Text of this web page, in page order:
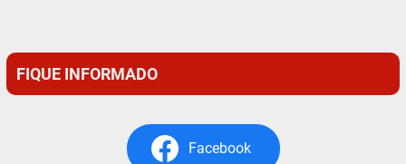
FIQUE INFORMADO
Facebook